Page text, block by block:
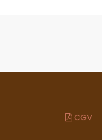
CGV